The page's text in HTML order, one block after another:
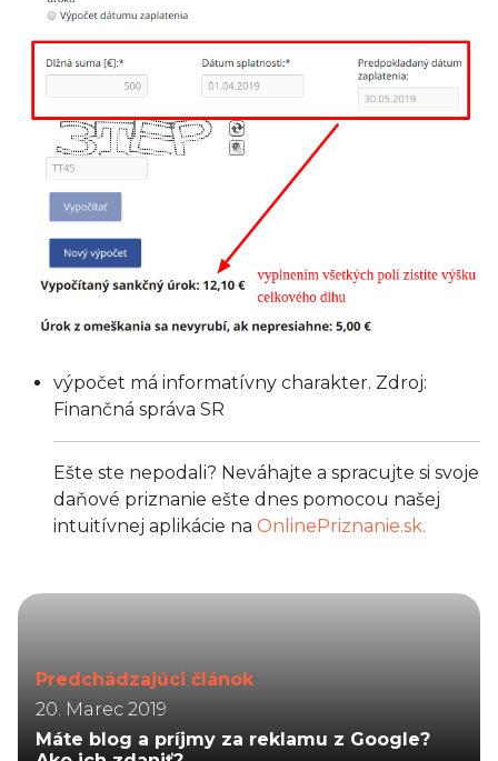
výpočet má informatívny charakter. Zdroj:
Finančná správa SR
Ešte ste nepodali? Neváhajte a spracujte si svoje
daňové priznanie ešte dnes pomocou našej
intuitívnej aplikácie na OnlinePriznanie.sk.
Predchádzajúci článok
20. Marec 2019
Máte blog a príjmy za reklamu z Google?